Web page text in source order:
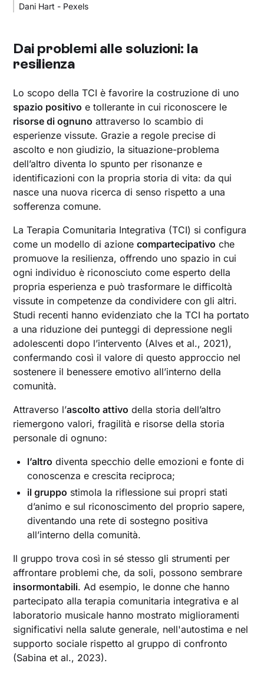
Dani Hart - Pexels
Dai problemi alle soluzioni: la
resilienza
Lo scopo della TCI è favorire la costruzione di uno
spazio positivo e tollerante in cui riconoscere le
risorse di ognuno attraverso lo scambio di
esperienze vissute. Grazie a regole precise di
ascolto e non giudizio, la situazione-problema
dell’altro diventa lo spunto per risonanze e
identificazioni con la propria storia di vita: da qui
nasce una nuova ricerca di senso rispetto a una
sofferenza comune.
La Terapia Comunitaria Integrativa (TCI) si configura
come un modello di azionecompartecipativo che
promuove la resilienza, offrendo uno spazio in cui
ogni individuo è riconosciuto come esperto della
propria esperienza e può trasformare le difficoltà
vissute in competenze da condividere con gli altri.
Studi recenti hanno evidenziato che la TCI ha portato
a una riduzione dei punteggi di depressione negli
adolescenti dopo l’intervento (Alves et al., 2021),
confermando così il valore di questo approccio nel
sostenere il benessere emotivo all’interno della
comunità.
Attraverso l’ascolto attivo della storia dell’altro
riemergono valori, fragilità e risorse della storia
personale di ognuno:
l’altro diventa specchio delle emozioni e fonte di
conoscenza e crescita reciproca;
il gruppo stimola la riflessione sui propri stati
d’animo e sul riconoscimento del proprio sapere,
diventando una rete di sostegno positiva
all’interno della comunità.
Il gruppo trova così in sé stesso gli strumenti per
affrontare problemi che, da soli, possono sembrare
insormontabili. Ad esempio, le donne che hanno
partecipato alla terapia comunitaria integrativa e al
laboratorio musicale hanno mostrato miglioramenti
significativi nella salute generale, nell'autostima e nel
supporto sociale rispetto al gruppo di confronto
(Sabina et al., 2023).